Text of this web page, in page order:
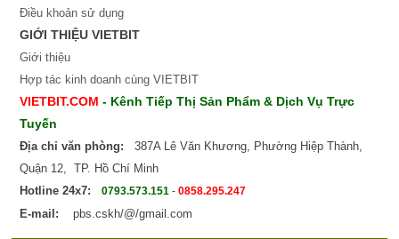
Điều khoản sử dụng
GIỚI THIỆU VIETBIT
Giới thiệu
Hợp tác kinh doanh cùng VIETBIT
VIETBIT.COM - Kênh Tiếp Thị Sản Phẩm & Dịch Vụ Trực
Tuyến
Địa chỉ văn phòng: 387A Lê Văn Khương, Phường Hiệp Thành,
Quận 12, TP. Hồ Chí Minh
Hotline 24x7:
0793.573.151- 0858.295.247
E-mail: pbs.cskh/@/gmail.com